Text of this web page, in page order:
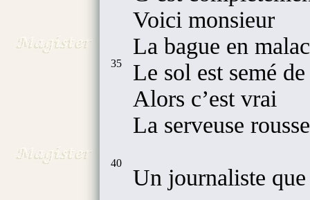
35
40
Voici monsieur
La bague en
Le sol est semé
Alors c’est vrai
La serveuse
Un journaliste